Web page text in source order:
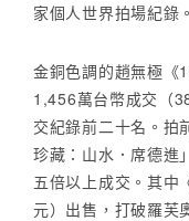
家個人世界拍場紀錄。
金銅色調的趙無極《
1,456萬台幣成交（
交紀錄前二十名。拍
珍藏：山水．席德進
五倍以上成交。其中
元）出售，打破羅芙